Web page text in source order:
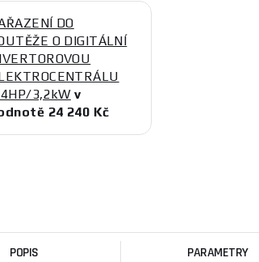
DO
O DIGITÁLNÍ
3,2kW v
24 240 Kč
POPIS PARAMETRY